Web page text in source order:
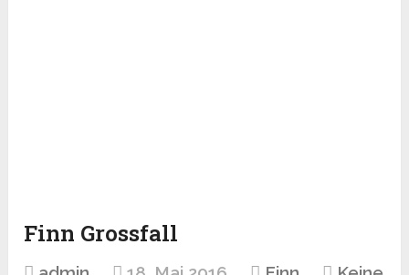
Finn Grossfall